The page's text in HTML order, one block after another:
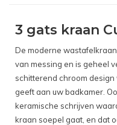
3 gats kraan
De moderne
van messing en is geheel
schitterend chroom
geeft aan uw badkamer.
keramische schrijven
kraan soepel gaat, en dat